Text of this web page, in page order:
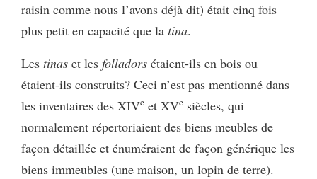
raisin comme nous l’avons déjà dit) était cinq fois
plus petit en capacité que la tina.
Les tinas et les folladors étaient-ils en bois ou
étaient-ils construits? Ceci n’est pas mentionné dans
les inventaires des XIVe et XVe siècles, qui
normalement répertoriaient des biens meubles de
façon détaillée et énuméraient de façon générique les
biens immeubles (une maison, un lopin de terre).